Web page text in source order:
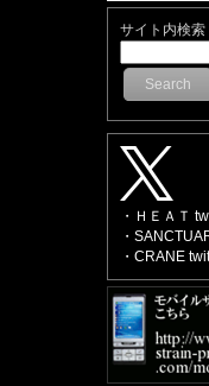
サイト内検索
Search
・ＨＥＡＴ
・
・CRANE